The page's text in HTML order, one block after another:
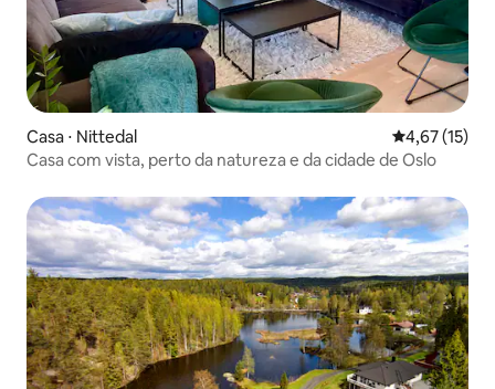
Casa ⋅ Nittedal 4,67 de uma
4,67 (15)
Casa com vista, perto da natureza e da cidade de Oslo